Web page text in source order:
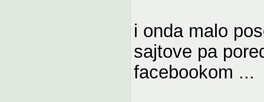
i onda malo
sajtove pa
facebookom ...